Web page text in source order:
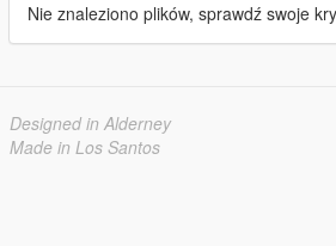
Nie znaleziono plików, sprawdź swoje
Designed in Alderney
Made in Los Santos